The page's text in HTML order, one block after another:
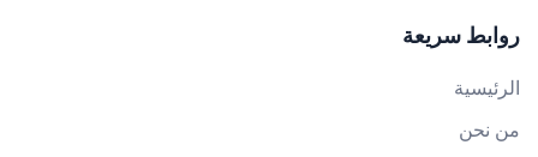
روابط سريعة
الرئيسية
من نحن